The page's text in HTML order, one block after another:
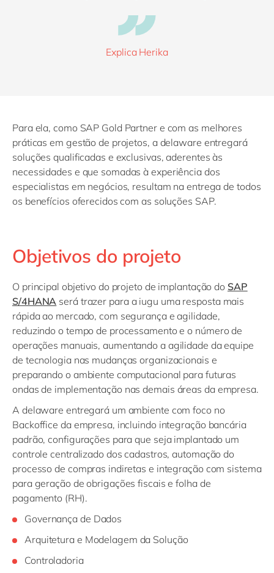
Explica Herika
Para ela, como SAP Gold Partner e com as melhores
práticas em gestão de projetos, a delaware entregará
soluções qualificadas e exclusivas, aderentes às
necessidades e que somadas à experiência dos
especialistas em negócios, resultam na entrega de todos
os benefícios oferecidos com as soluções SAP.
Objetivos do projeto
O principal objetivo do projeto de implantação do SAP
S/4HANA será trazer para a iugu uma resposta mais
rápida ao mercado, com segurança e agilidade,
reduzindo o tempo de processamento e o número de
operações manuais, aumentando a agilidade da equipe
de tecnologia nas mudanças organizacionais e
preparando o ambiente computacional para futuras
ondas de implementação nas demais áreas da empresa.
A delaware entregará um ambiente com foco no
Backoffice da empresa, incluindo integração bancária
padrão, configurações para que seja implantado um
controle centralizado dos cadastros, automação do
processo de compras indiretas e integração com sistema
para geração de obrigações fiscais e folha de
pagamento (RH).
Governança de Dados
Arquitetura e Modelagem da Solução
Controladoria